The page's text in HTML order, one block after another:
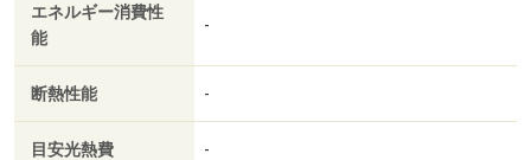
エネルギー消費性
能
-
断熱性能 -
目安光熱費 -